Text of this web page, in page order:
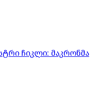
ჩიკლი: მაკრონმა